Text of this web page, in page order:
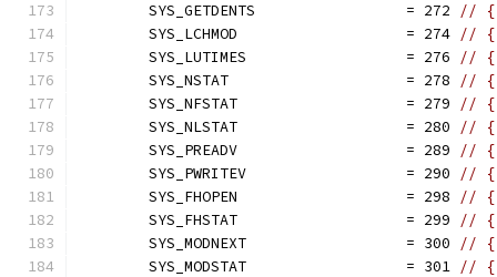
	SYS_GETDENTS                 = 272
// {
	SYS_LCHMOD                   = 274
// {
	SYS_LUTIMES                  = 276
// {
	SYS_NSTAT                    = 278
// {
	SYS_NFSTAT                   = 279
// {
	SYS_NLSTAT                   = 280
// {
	SYS_PREADV                   = 289
// {
	SYS_PWRITEV                  = 290
// {
	SYS_FHOPEN                   = 298
// {
	SYS_FHSTAT                   = 299
// {
	SYS_MODNEXT                  = 300
// {
	SYS_MODSTAT                  = 301
// {